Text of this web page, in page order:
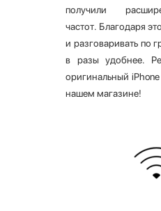
получили
частот. Благодаря
и разговаривать по
в разы удобнее.
оригинальный
нашем магазине!